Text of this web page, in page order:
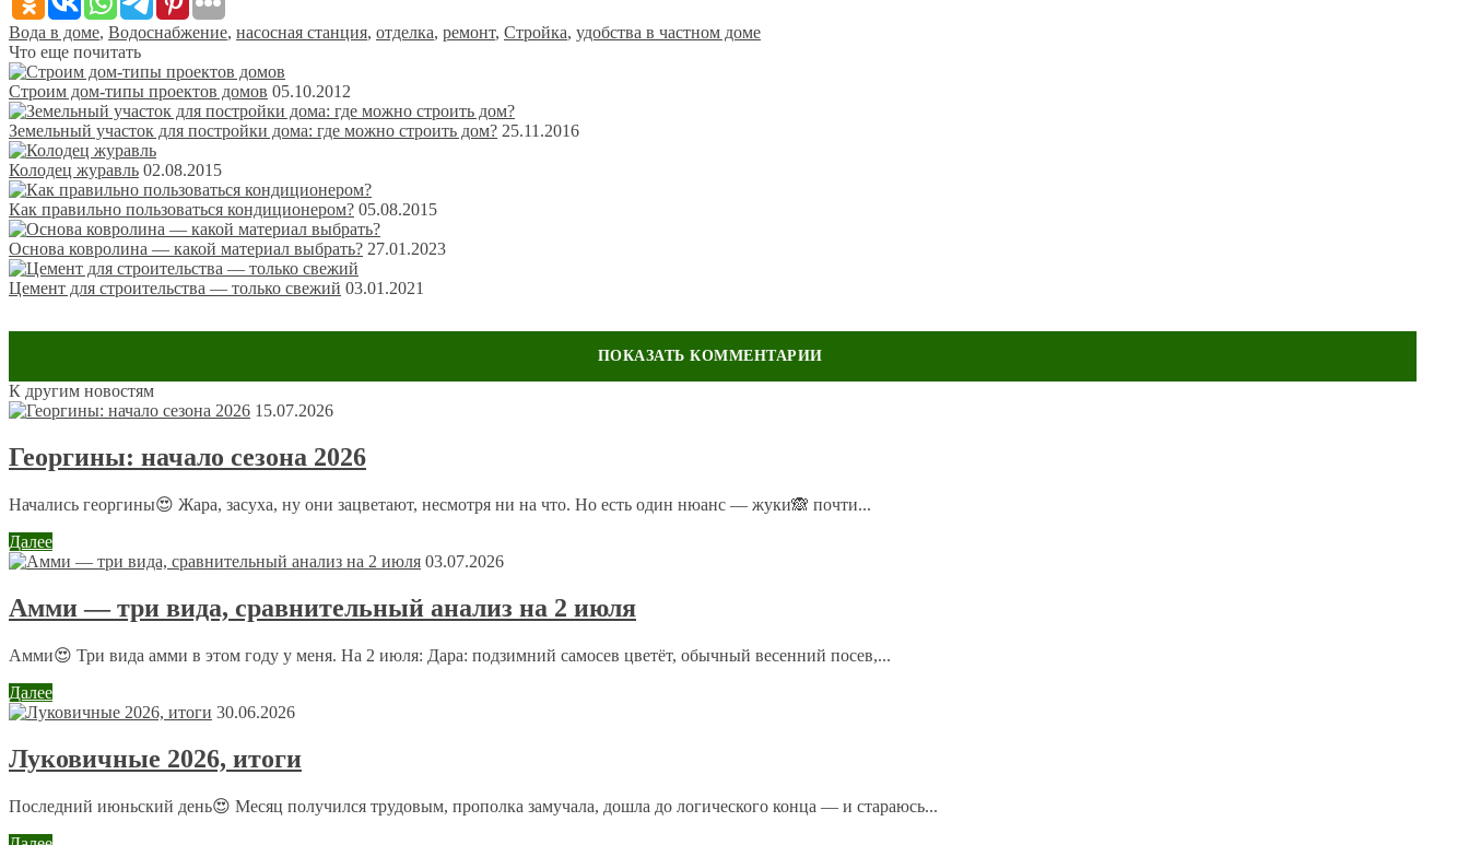
Вода в доме, Водоснабжение, насосная станция, отделка, ремонт, Стройка, удобства в частном доме
Что еще почитать
Строим дом-типы проектов домов 05.10.2012
Земельный участок для постройки дома: где можно строить дом? 25.11.2016
Колодец журавль 02.08.2015
Как правильно пользоваться кондиционером? 05.08.2015
Основа ковролина — какой материал выбрать? 27.01.2023
Цемент для строительства — только свежий 03.01.2021
Обсуждение: 7 комментариев
Михаил
24 июня 2014 в 9:05
Очень актуальная для меня информация. Узнал много нового. Спасибо.
27 июня 2014 в 10:46
Здравствуйте!
Очень нужная информация, как раз задумывалась над чем-то (водопровод) подобным.
Спасибо, Александра!
К другим новостям
15.07.2026
Георгины: начало сезона 2026
Начались георгины😍 Жара, засуха, ну они зацветают, несмотря ни на что. Но есть один нюанс — жуки🙈 почти...
Далее
03.07.2026
Амми — три вида, сравнительный анализ на 2 июля
Амми😍 Три вида амми в этом году у меня. На 2 июля: Дара: подзимний самосев цветёт, обычный весенний посев,...
Далее
30.06.2026
Луковичные 2026, итоги
Последний июньский день😍 Месяц получился трудовым, прополка замучала, дошла до логического конца — и стараюсь...